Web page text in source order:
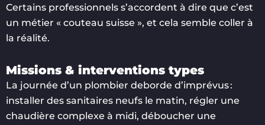
Certains professionnels s’accordent à dire que c’est
un métier « couteau suisse », et cela semble coller à
la réalité.
Missions & interventions types
La journée d’un plombier deborde d’imprévus :
installer des sanitaires neufs le matin, régler une
chaudière complexe à midi, déboucher une